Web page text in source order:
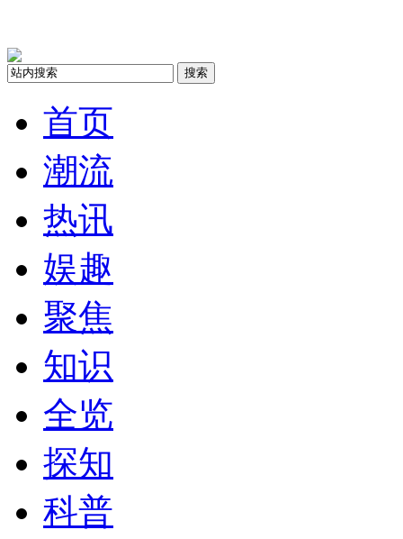
搜索
首页
潮流
热讯
娱趣
聚焦
知识
全览
探知
科普